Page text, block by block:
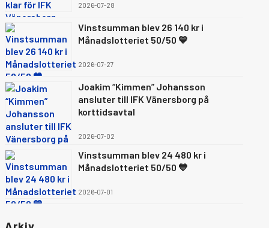
2026-07-28
Vinstsumman blev 26 140 kr i
Månadslotteriet 50/50 💙
2026-07-27
Joakim “Kimmen” Johansson
ansluter till IFK Vänersborg på
korttidsavtal
2026-07-02
Vinstsumman blev 24 480 kr i
Månadslotteriet 50/50 💙
2026-07-01